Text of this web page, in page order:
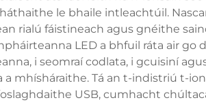
le bhaile intleachtúil.
rialú fáistineach agus gnéithe
LED a bhfuil ráta air go
i seomraí codlata, i gcuisiní
a mhísháraithe. Tá an t-indistriú t-
USB, cumhacht